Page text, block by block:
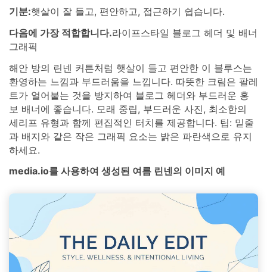
기분:햇살이 잘 들고, 편안하고, 접근하기 쉽습니다.
다음에 가장 적합합니다.라이프스타일 블로그 헤더 및 배너
그래픽
해안 방의 린넨 커튼처럼 햇살이 들고 편안한 이 블루스는
환영하는 느낌과 부드러움을 느낍니다. 따뜻한 크림은 팔레
트가 얼어붙는 것을 방지하여 블로그 헤더와 부드러운 홍
보 배너에 좋습니다. 모래 중립, 부드러운 사진, 최소한의
세리프 유형과 함께 편집적인 터치를 제공합니다. 팁: 밑줄
과 배지와 같은 작은 그래픽 요소는 밝은 파란색으로 유지
하세요.
media.io를 사용하여 생성된 여름 린넨의 이미지 예